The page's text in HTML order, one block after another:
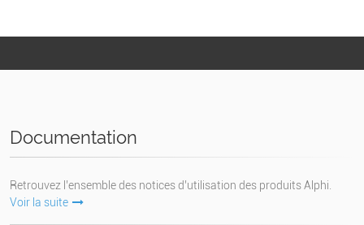
Documentation
Retrouvez l’ensemble des notices d’utilisation des produits Alphi.
Voir la suite